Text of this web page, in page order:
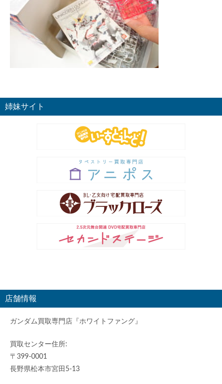
姉妹サイト
店舗情報
ガンダム買取専門店『ホワイトファング』
買取センター住所:
〒399-0001
長野県松本市宮田5-13